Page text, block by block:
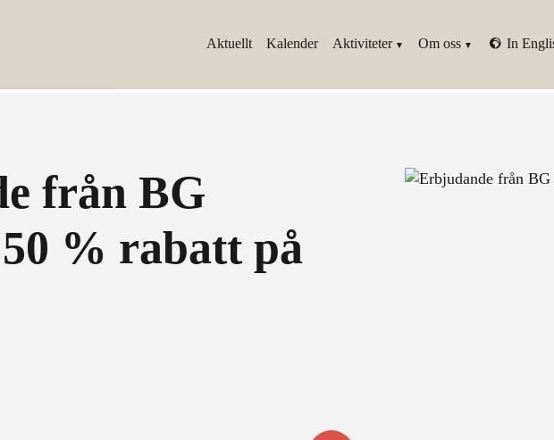
Aktuellt Kalender Aktiviteter Om oss In
från BG
% rabatt på